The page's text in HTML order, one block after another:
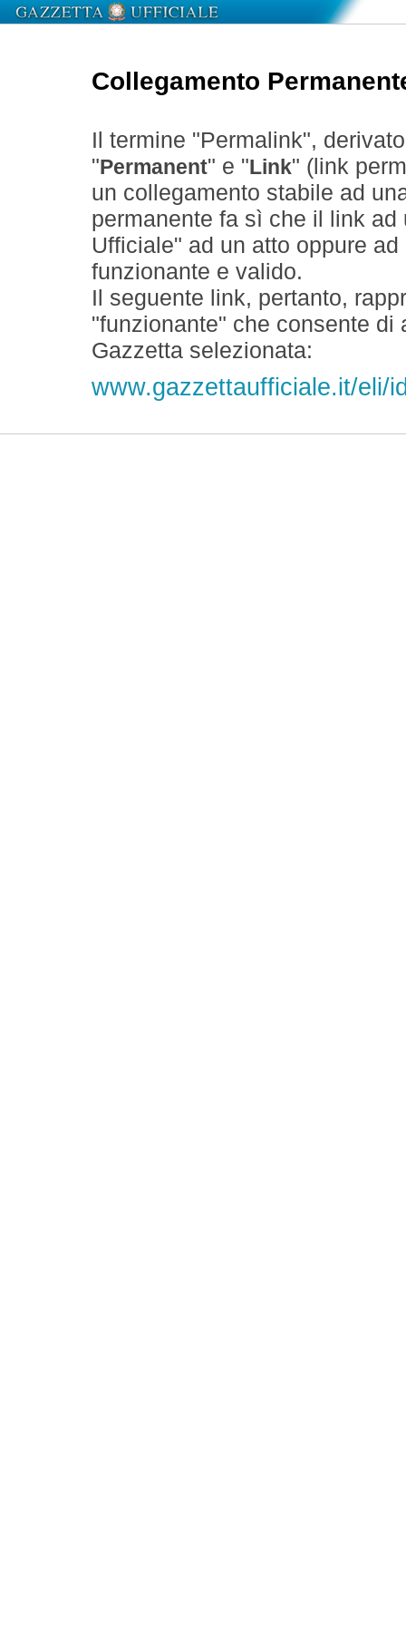
Collegamento
Il termine "Permalink",
" Permanent" e " Link" (link
un collegamento stabile ad
permanente fa sì che il link
Ufficiale" ad un atto oppure
funzionante e valido.
Il seguente link, pertanto,
"funzionante" che consente
Gazzetta selezionata:
www.gazzettaufficiale.it/eli/